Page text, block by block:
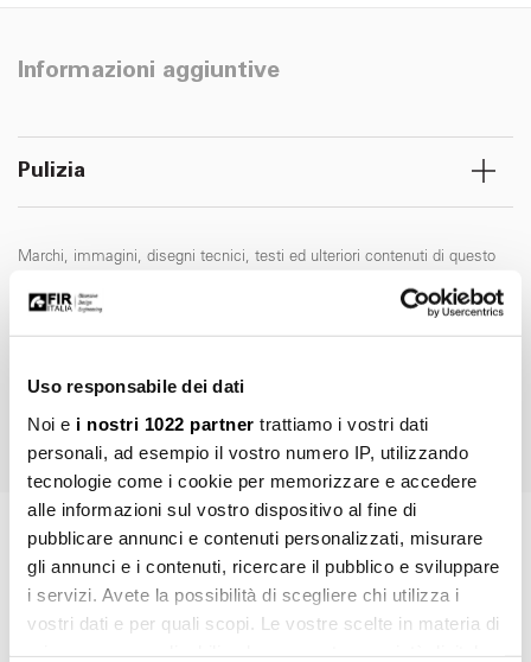
Uso responsabile dei dati
Noi e i nostri 1022 partner trattiamo i vostri dati
personali, ad esempio il vostro numero IP, utilizzando
tecnologie come i cookie per memorizzare e accedere
alle informazioni sul vostro dispositivo al fine di
pubblicare annunci e contenuti personalizzati, misurare
gli annunci e i contenuti, ricercare il pubblico e sviluppare
i servizi. Avete la possibilità di scegliere chi utilizza i
vostri dati e per quali scopi. Le vostre scelte in materia di
Informazioni aggiuntive
Pulizia
Marchi, immagini, disegni tecnici, testi ed ulteriori contenuti di questo
tutelati dal diritto d’autore e dal diritto del marchio. La riproduzione
fraudolenta, l'ulteriore elaborazione o ulteriori utilizzi con media
espressamente vietate senza preventiva autorizzazione di Fir Italia
ART. AB.IQ10.C
Richiedi informazioni